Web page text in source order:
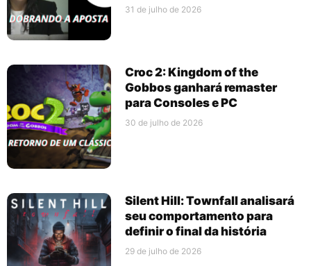
31 de julho de 2026
Croc 2: Kingdom of the
Gobbos ganhará remaster
para Consoles e PC
30 de julho de 2026
Silent Hill: Townfall analisará
seu comportamento para
definir o final da história
29 de julho de 2026